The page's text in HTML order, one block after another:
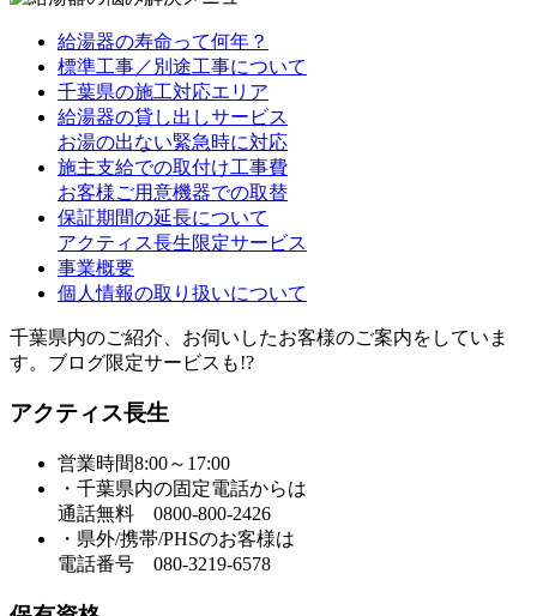
給湯器の寿命って何年？
標準工事／別途工事について
千葉県の施工対応エリア
給湯器の貸し出しサービス
お湯の出ない緊急時に対応
施主支給での取付け工事費
お客様ご用意機器での取替
保証期間の延長について
アクティス長生限定サービス
事業概要
個人情報の取り扱いについて
千葉県内のご紹介、お伺いしたお客様のご案内をしていま
す。ブログ限定サービスも!?
アクティス長生
営業時間8:00～17:00
・千葉県内の固定電話からは
通話無料 0800-800-2426
・県外/携帯/PHSのお客様は
電話番号 080-3219-6578